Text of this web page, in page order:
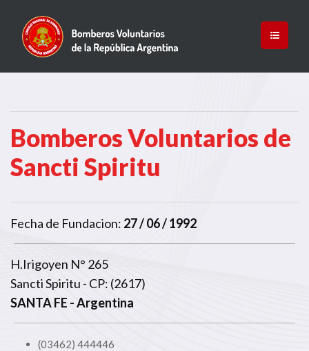
Bomberos Voluntarios de
Sancti Spiritu
Fecha de Fundacion: 27 / 06 / 1992
H.Irigoyen N° 265
Sancti Spiritu - CP: (2617)
SANTA FE - Argentina
(03462) 444446